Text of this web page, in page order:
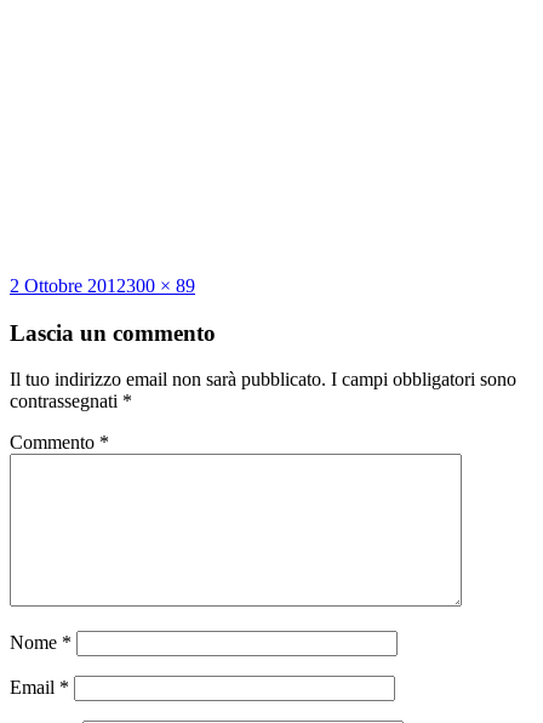
Scritto
2 Ottobre 2012Dimensione
300 × 89
Lascia un commento
Il tuo indirizzo email non sarà pubblicato. I campi obbligatori sono
contrassegnati *
Commento *
Nome *
Email *